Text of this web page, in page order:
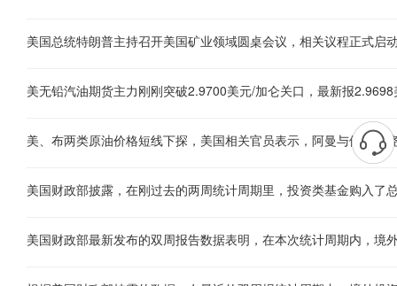
美国总统特朗普主持召开美国矿业领域圆桌会议，相关议程正式启
美无铅汽油期货主力刚刚突破2.9700美元/加仑关口，最新报